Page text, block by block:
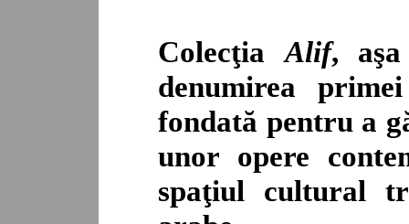
ColecţiaAlif,
denumirea
fondată pentru a
unor opere
spaţiul cultural